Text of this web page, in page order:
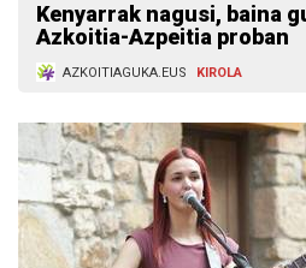
Kenyarrak nagusi, baina
Azkoitia-Azpeitia proban
AZKOITIAGUKA.EUS KIROLA